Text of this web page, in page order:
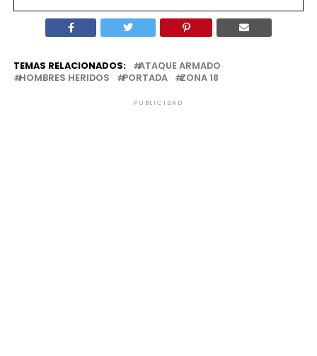
TEMAS RELACIONADOS:
ATAQUE ARMADO
HOMBRES HERIDOS
PORTADA ZONA 18
PUBLICIDAD